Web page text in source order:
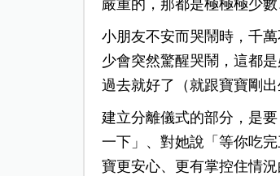
嚴重的，那都是極極極少數
小朋友不安而哭鬧時，千
少會突然驚醒哭鬧，這都
過去就好了（就跟寶寶剛
建立分離儀式的部分，是
一下」、對她說「等你吃
寶更安心、更有掌控住情況